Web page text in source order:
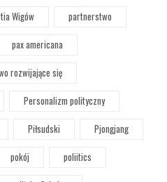
Wigów
partnerstwo
pax americana
rozwijające się
Personalizm polityczny
Piłsudski
Pjongjang
pokój
poliitics